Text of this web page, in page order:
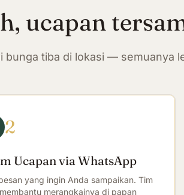
ucapan
bunga tiba di lokasi — semuanya
2
Ucapan via WhatsApp
yang ingin Anda sampaikan. Tim
merangkainya di papan